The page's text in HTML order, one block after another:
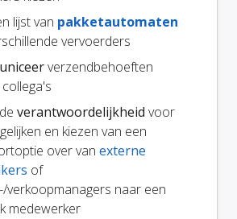
lijst van pakketautomaten
vervoerders
verzendbehoeften
verantwoordelijkheid voor
en kiezen van een
over van externe
of
verkoopmanagers naar een
medewerker